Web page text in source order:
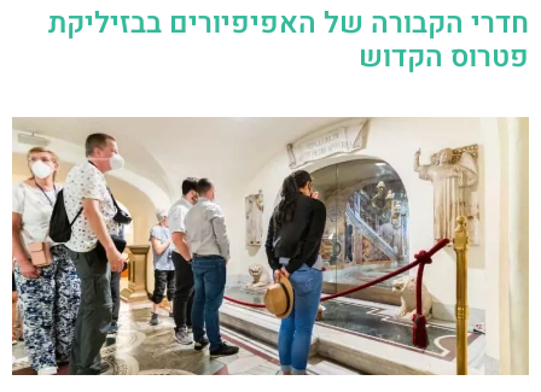
חדרי הקבורה של האפיפיורים בבזיליקת
פטרוס הקדוש